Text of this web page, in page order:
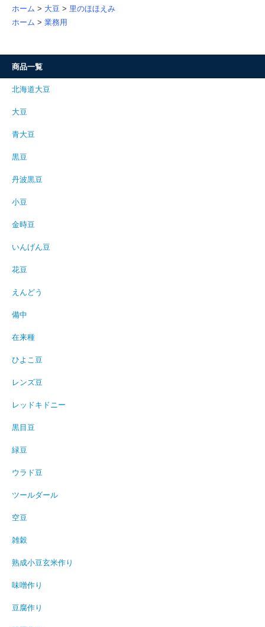
ホーム > 大豆 > 里のほほえみ
ホーム > 業務用
商品一覧
北海道大豆
大豆
青大豆
黒豆
丹波黒豆
小豆
金時豆
いんげん豆
花豆
えんどう
備中
在来種
ひよこ豆
レンズ豆
レッドキドニー
黒目豆
緑豆
ウラド豆
ツールダール
空豆
雑穀
熟成小豆玄米作り
味噌作り
豆腐作り